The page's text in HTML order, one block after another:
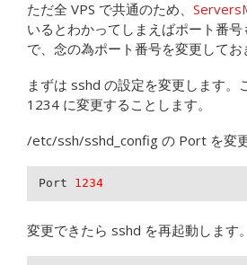
ただ全 VPS で共通のため、
いるとわかってしまえばポート番
で、念の為ポート番号を変更してお
まずは sshd の設定を変更します。
1234 に変更することします。
/etc/ssh/sshd_config の Port を変更
Port 1234
変更できたら sshd を再起動します。